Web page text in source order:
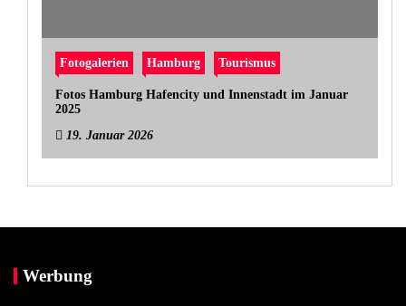
Fotogalerien Hamburg Tourismus
Fotos Hamburg Hafencity und Innenstadt im Januar
2025
19. Januar 2026
Werbung